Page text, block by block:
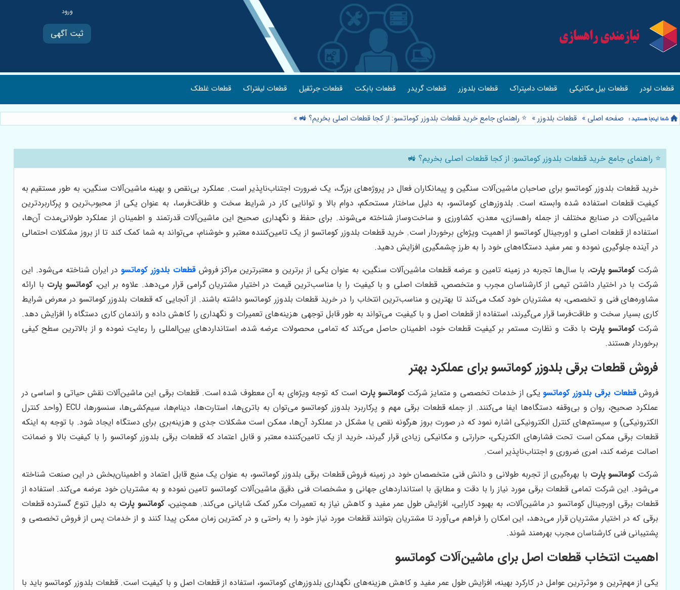
ثبت آگهی
قطعات لودر قطعات بیل مکانیکی قطعات دامپتراک قطعات بلدوزر قطعات گریدر قطعات بابکت قطعات جرثقیل قطعات لیفتراک قطعات غلطک
صفحه اصلی » قطعات بلدوزر» ⭐️ راهنمای جامع خرید قطعات بلدوزر کوماتسو: از کجا قطعات اصلی بخریم؟ 🚜 »
⭐️ راهنمای جامع خرید قطعات بلدوزر کوماتسو: از کجا قطعات اصلی بخریم؟ 🚜
خرید قطعات بلدوزر کوماتسو برای صاحبان ماشین‌آلات سنگین و پیمانکاران فعال در پروژه‌های بزرگ، یک ضرورت اجتناب‌ناپذیر است. عملکرد بی‌نقص و بهینه ماشین‌آلات سنگین، به طور مستقیم به
کیفیت قطعات استفاده شده وابسته است. بلدوزرهای کوماتسو، به دلیل ساختار مستحکم، دوام بالا و توانایی کار در شرایط سخت و طاقت‌فرسا، به عنوان یکی از محبوب‌ترین و پرکاربردترین
ماشین‌آلات در صنایع مختلف از جمله راهسازی، معدن، کشاورزی و ساخت‌وساز شناخته می‌شوند. برای حفظ و نگهداری صحیح این ماشین‌آلات قدرتمند و اطمینان از عملکرد طولانی‌مدت آن‌ها،
استفاده از قطعات اصلی و اورجینال کوماتسو از اهمیت ویژه‌ای برخوردار است. خرید قطعات بلدوزر کوماتسو از یک تامین‌کننده معتبر و خوشنام، می‌تواند به شما کمک کند تا از بروز مشکلات احتمالی
در آینده جلوگیری نموده و عمر مفید دستگاه‌های خود را به طرز چشمگیری افزایش دهید.
شرکت کوماتسو پارت، با سال‌ها تجربه در زمینه تامین و عرضه قطعات ماشین‌آلات سنگین، به عنوان یکی از برترین و معتبرترین مراکز فروشقطعات بلدوزر کوماتسو در ایران شناخته می‌شود. این
شرکت با در اختیار داشتن تیمی از کارشناسان مجرب و متخصص، قطعات اصلی و با کیفیت را با مناسب‌ترین قیمت در اختیار مشتریان گرامی قرار می‌دهد. علاوه بر این،کوماتسو پارت با ارائه
مشاوره‌های فنی و تخصصی، به مشتریان خود کمک می‌کند تا بهترین و مناسب‌ترین انتخاب را در خرید قطعات بلدوزر کوماتسو داشته باشند. از آنجایی که قطعات بلدوزر کوماتسو در معرض شرایط
کاری بسیار سخت و طاقت‌فرسا قرار می‌گیرند، استفاده از قطعات اصل و با کیفیت می‌تواند به طور قابل توجهی هزینه‌های تعمیرات و نگهداری را کاهش داده و راندمان کاری دستگاه را افزایش دهد.
شرکتکوماتسو پارت با دقت و نظارت مستمر بر کیفیت قطعات خود، اطمینان حاصل می‌کند که تمامی محصولات عرضه شده، استانداردهای بین‌المللی را رعایت نموده و از بالاترین سطح کیفی
برخوردار هستند.
فروش قطعات برقی بلدوزر کوماتسو برای عملکرد بهتر
فروشقطعات برقی بلدوزر کوماتسو یکی از خدمات تخصصی و متمایز شرکت کوماتسو پارت است که توجه ویژه‌ای به آن معطوف شده است. قطعات برقی این ماشین‌آلات نقش حیاتی و اساسی در
عملکرد صحیح، روان و بی‌وقفه دستگاه‌ها ایفا می‌کنند. از جمله قطعات برقی مهم و پرکاربرد بلدوزر کوماتسو می‌توان به باتری‌ها، استارت‌ها، دینام‌ها، سیم‌کشی‌ها، سنسورها، ECU (واحد کنترل
الکترونیکی) و سیستم‌های کنترل الکترونیکی اشاره نمود که در صورت بروز هرگونه نقص یا مشکل در عملکرد آن‌ها، ممکن است مشکلات جدی و هزینه‌بری برای دستگاه ایجاد شود. با توجه به اینکه
قطعات برقی ممکن است تحت فشارهای الکتریکی، حرارتی و مکانیکی زیادی قرار گیرند، خرید از یک تامین‌کننده معتبر و قابل اعتماد که قطعات برقی بلدوزر کوماتسو را با کیفیت بالا و ضمانت
اصالت عرضه کند، امری ضروری و اجتناب‌ناپذیر است.
شرکت کوماتسو پارت با بهره‌گیری از تجربه طولانی و دانش فنی متخصصان خود در زمینه فروش قطعات برقی بلدوزر کوماتسو، به عنوان یک منبع قابل اعتماد و اطمینان‌بخش در این صنعت شناخته
می‌شود. این شرکت تمامی قطعات برقی مورد نیاز را با دقت و مطابق با استانداردهای جهانی و مشخصات فنی دقیق ماشین‌آلات کوماتسو تامین نموده و به مشتریان خود عرضه می‌کند. استفاده از
قطعات برقی اورجینال کوماتسو در ماشین‌آلات، به بهبود کارایی، افزایش طول عمر مفید و کاهش نیاز به تعمیرات مکرر کمک شایانی می‌کند. همچنین،کوماتسو پارت به دلیل تنوع گسترده قطعات
برقی که در اختیار مشتریان قرار می‌دهد، این امکان را فراهم می‌آورد تا مشتریان بتوانند قطعات مورد نیاز خود را به راحتی و در کمترین زمان ممکن پیدا کنند و از خدمات پس از فروش تخصصی و
پشتیبانی فنی کارشناسان مجرب بهره‌مند شوند.
اهمیت انتخاب قطعات اصل برای ماشین‌آلات کوماتسو
یکی از مهم‌ترین و موثرترین عوامل در کارکرد بهینه، افزایش طول عمر مفید و کاهش هزینه‌های نگهداری بلدوزرهای کوماتسو، استفاده از قطعات اصل و با کیفیت است. قطعات بلدوزر کوماتسو باید با